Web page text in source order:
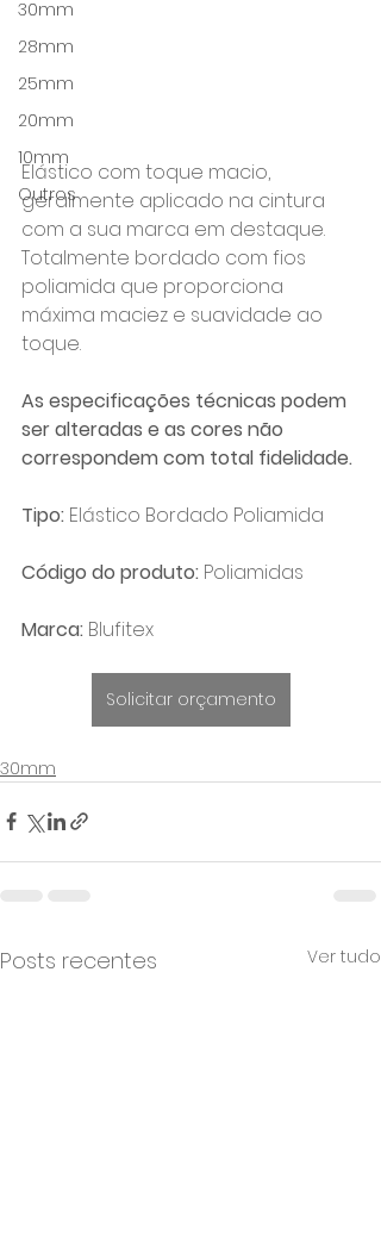
30mm
28mm
25mm
20mm
10mm
Outros
Elástico com toque macio,
geralmente aplicado na cintura
com a sua marca em destaque.
Totalmente bordado com fios
poliamida que proporciona
máxima maciez e suavidade ao
toque.
As especificações técnicas podem
ser alteradas e as cores não
correspondem com total fidelidade.
Tipo: Elástico Bordado Poliamida
Código do produto: Poliamidas
Marca: Blufitex
Solicitar orçamento
30mm
Posts recentes Ver tudo